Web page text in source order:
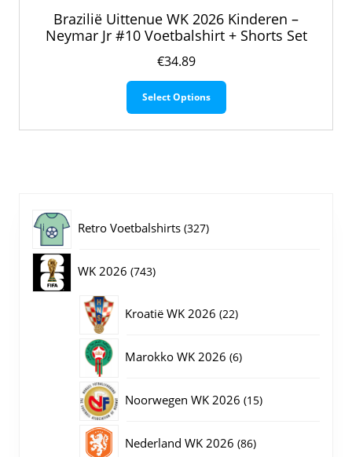
Brazilië Uittenue WK 2026 Kinderen –
Neymar Jr #10 Voetbalshirt + Shorts Set
€34.89
Select Options
Dit
Retro Voetbalshirts 327327
WK 2026 743743
Kroatië WK 2026 2222
Marokko WK 2026 66
Noorwegen WK 2026 1515
Nederland WK 2026 8686